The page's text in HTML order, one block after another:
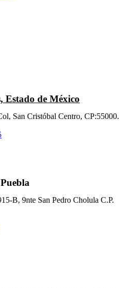
Estado de México
San Cristóbal Centro, CP:55000.
B, 9nte San Pedro Cholula C.P.